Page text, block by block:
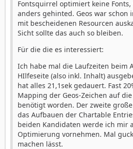
Fontsquirrel optimiert keine
anders gehinted. Geos war schon
mit bescheidenen Resourcen
Sicht sollte das auch so bleiben.
Für die die es interessiert:
Ich habe mal die Laufzeiten beim
HIlfeseite (also inkl. Inhalt)
hat alles 21,1sek gedauert. Fast
Mapping der Geos-Zeichen auf die
benötigt worden. Der zweite große
das Aufbauen der Chartable
beiden Kandidaten werde ich mir
Optimierung vornehmen. Mal
machen lässt.